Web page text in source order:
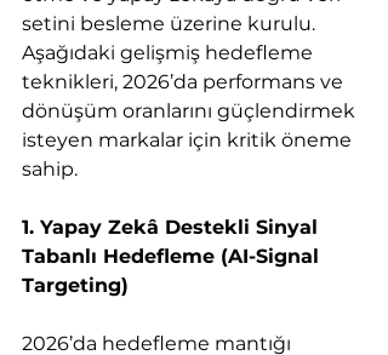
setini besleme üzerine kurulu.
Aşağıdaki gelişmiş hedefleme
teknikleri, 2026’da performans ve
dönüşüm oranlarını güçlendirmek
isteyen markalar için kritik öneme
sahip.
1. Yapay Zekâ Destekli Sinyal
Tabanlı Hedefleme (AI-Signal
Targeting)
2026’da hedefleme mantığı